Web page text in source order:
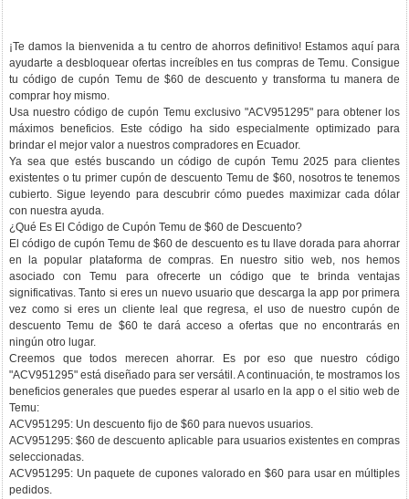
¡Te damos la bienvenida a tu centro de ahorros definitivo! Estamos aquí para
ayudarte a desbloquear ofertas increíbles en tus compras de Temu. Consigue
tu código de cupón Temu de $60 de descuento y transforma tu manera de
comprar hoy mismo.
Usa nuestro código de cupón Temu exclusivo "ACV951295" para obtener los
máximos beneficios. Este código ha sido especialmente optimizado para
brindar el mejor valor a nuestros compradores en Ecuador.
Ya sea que estés buscando un código de cupón Temu 2025 para clientes
existentes o tu primer cupón de descuento Temu de $60, nosotros te tenemos
cubierto. Sigue leyendo para descubrir cómo puedes maximizar cada dólar
con nuestra ayuda.
¿Qué Es El Código de Cupón Temu de $60 de Descuento?
El código de cupón Temu de $60 de descuento es tu llave dorada para ahorrar
en la popular plataforma de compras. En nuestro sitio web, nos hemos
asociado con Temu para ofrecerte un código que te brinda ventajas
significativas. Tanto si eres un nuevo usuario que descarga la app por primera
vez como si eres un cliente leal que regresa, el uso de nuestro cupón de
descuento Temu de $60 te dará acceso a ofertas que no encontrarás en
ningún otro lugar.
Creemos que todos merecen ahorrar. Es por eso que nuestro código
"ACV951295" está diseñado para ser versátil. A continuación, te mostramos los
beneficios generales que puedes esperar al usarlo en la app o el sitio web de
Temu:
ACV951295: Un descuento fijo de $60 para nuevos usuarios.
ACV951295: $60 de descuento aplicable para usuarios existentes en compras
seleccionadas.
ACV951295: Un paquete de cupones valorado en $60 para usar en múltiples
pedidos.